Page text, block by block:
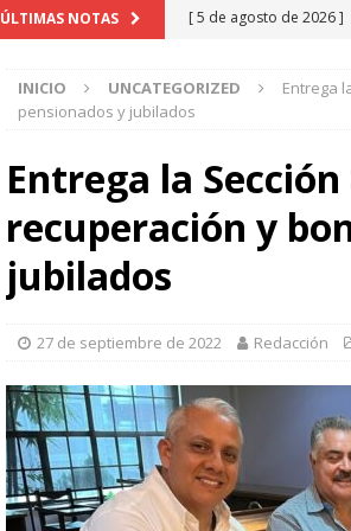
ÚLTIMAS NOTAS [ 5 de agosto de 2026 ]
[ 5 de agosto de 2026 ]
[ 5 de agosto de 2026 ]
Bolsa Escolar
[ 6 de agosto de 2026 ]
INICIO UNCATEGORIZED
Entrega
pensionados y jubilados
Entrega la
recuperación y
jubilados
27 de septiembre de 2022 Redacción